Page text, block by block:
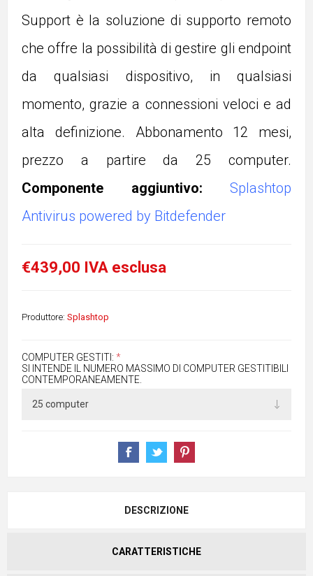
Support è la soluzione di supporto remoto
che offre la possibilità di gestire gli endpoint
da qualsiasi dispositivo, in qualsiasi
momento, grazie a connessioni veloci e ad
alta definizione. Abbonamento 12 mesi,
prezzo a partire da 25 computer.
Componente aggiuntivo: Splashtop
Antivirus powered by Bitdefender
€439,00 IVA esclusa
Produttore: Splashtop
COMPUTER GESTITI: *
SI INTENDE IL NUMERO MASSIMO DI COMPUTER GESTITIBILI
CONTEMPORANEAMENTE.
DESCRIZIONE
CARATTERISTICHE